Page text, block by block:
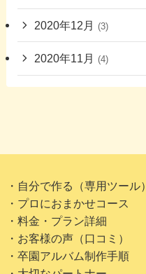
2020年12月 (3)
2020年11月 (4)
・自分で作る（専用ツール）
・プロにおまかせコース
・料金・プラン詳細
・お客様の声（口コミ）
・卒園アルバム制作手順